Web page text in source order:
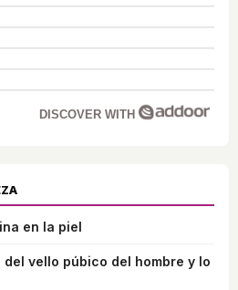
DISCOVER WITH
en la piel
vello púbico del hombre y lo